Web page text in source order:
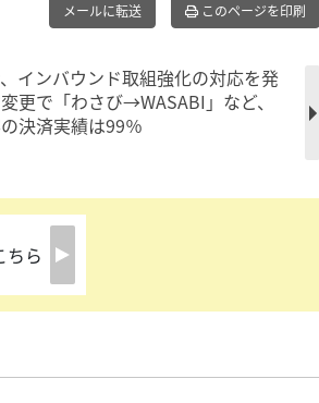
メールに転送 このページを印刷
インバウンド取組強化の対応を発
更で「わさび→WASABI」など、
決済実績は99％
ちら